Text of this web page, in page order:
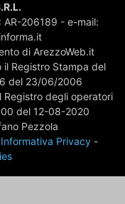
AR-206189 - e-mail:
di ArezzoWeb.it
Registro Stampa del
del 23/06/2006
degli operatori
del 12-08-2020
Pezzola
Informativa Privacy-